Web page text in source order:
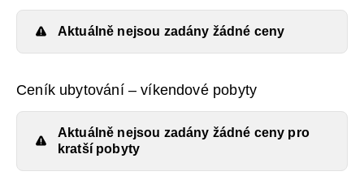
Aktuálně nejsou zadány žádné ceny
Ceník ubytování – víkendové pobyty
Aktuálně nejsou zadány žádné ceny pro
kratší pobyty